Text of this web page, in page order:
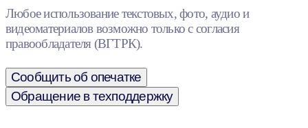
Любое использование текстовых, фото, аудио и
видеоматериалов возможно только с согласия
правообладателя (ВГТРК).
Сообщить об опечатке
Обращение в техподдержку